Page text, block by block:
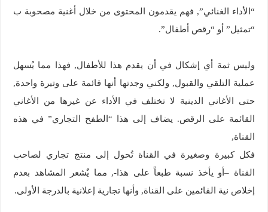
“الأداء الغنائي”, فهم يقدمون المحتوى من خلال أغنية مصحوبة ب
“تمثيل” أو “رقص أطفال”.
وليس ثمة أي إشكال في أن يقدم هذا للأطفال, فهذا مما يُسهل
عملية التلقي والقبول, ولكني وجدتها أنها قائمة على وتيرة واحدة,
حتى الأغاني الدينية لا تختلف في الأداء عن غيرها من الأغاني
القائمة على الرقص. يضاف إلى هذا “الطفح التجاري” في هذه
القناة,
فكل كبيرة وصغيرة في القناة تُحول إلى منتج تجاري لصاحب
القناة –أو يأخذ نسبة طبعاً على هذا-, مما يٌشعر المشاهد بعدم
إخلاص نية القائمين على القناة, وأنها تجارية إعلانية بالدرجة الأولى.